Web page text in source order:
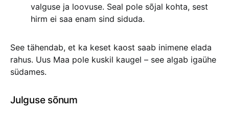
valguse ja loovuse. Seal pole sõjal kohta, sest
hirm ei saa enam sind siduda.
See tähendab, et ka keset kaost saab inimene elada
rahus. Uus Maa pole kuskil kaugel – see algab igaühe
südames.
Julguse sõnum